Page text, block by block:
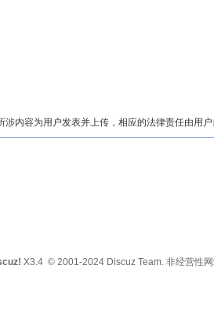
涉内容为用户发表并上传，相应的法律责任由用
X3.4© 2001-2024 Discuz Team.非经营性